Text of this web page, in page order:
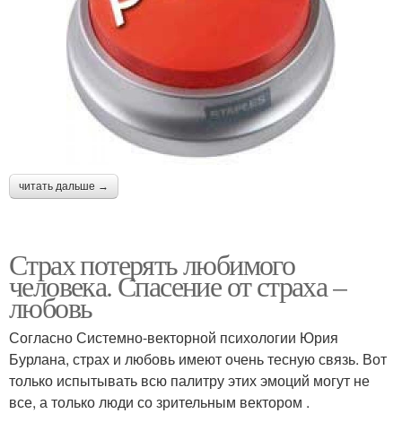
читать дальше →
Страх потерять любимого
человека. Спасение от страха –
любовь
Согласно Системно-векторной психологии Юрия
Бурлана, страх и любовь имеют очень тесную связь. Вот
только испытывать всю палитру этих эмоций могут не
все, а только люди со зрительным вектором .